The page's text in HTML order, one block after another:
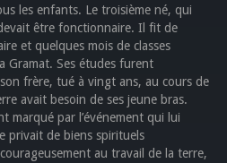
les enfants. Le troisième né, qui
être fonctionnaire. Il fit de
et quelques mois de classes
Gramat. Ses études furent
frère, tué à vingt ans, au cours de
avait besoin de ses jeune bras.
marqué par l’événement qui lui
privait de biens spirituels
au travail de la terre,